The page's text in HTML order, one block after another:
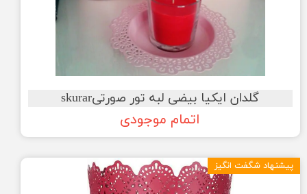
گلدان ایکیا بیضی لبه تور صورتیskurar
اتمام موجودی
پیشنهاد شگفت انگیز